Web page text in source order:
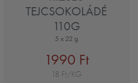
TEJCSOKOLÁDÉ
110G
5 x 22 g
1990 Ft
18 Ft/KG